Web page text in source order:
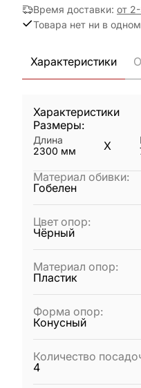
Время доставки: от
Товара нет ни в
Характеристики
Характеристики
Размеры:
Длина
2300 мм X
Материал обивки:
Гобелен
Цвет опор:
Чёрный
Материал опор:
Пластик
Форма опор:
Конусный
Количество
4